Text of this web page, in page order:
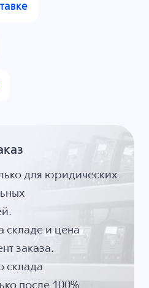
для юридических
складе и цена
заказа.
склада
после 100%